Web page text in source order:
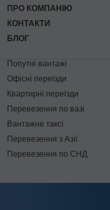
ПРО КОМПАНІЮ
КОНТАКТИ
БЛОГ
Попутні вантажі
Офісні переїзди
Квартирні переїзди
Перевезення по вазі
Вантажне таксі
Перевезення з Азії
Перевезення по СНД